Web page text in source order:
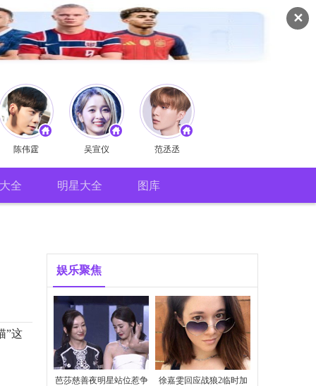
✕
陈伟霆 吴宣仪 范丞丞
全 明星大全 图库
”这
娱乐聚焦
芭莎慈善夜明星站位惹争
徐嘉雯回应战狼2临时加